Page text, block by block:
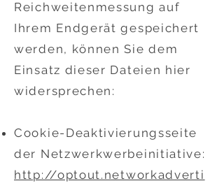
Reichweitenmessung auf
Ihrem Endgerät gespeichert
werden, können Sie dem
Einsatz dieser Dateien hier
widersprechen:
Cookie-Deaktivierungsseite
der Netzwerkwerbeinitiative:
http://optout.networkadverti